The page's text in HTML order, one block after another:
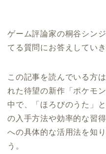
ゲーム評論家の桐谷シン
てる質問にお答えしていき
この記事を読んでいる方
れた待望の新作「ポケモ
中で、「ほろびのうた」
の入手方法や効率的な習
への具体的な活用法を知
う。